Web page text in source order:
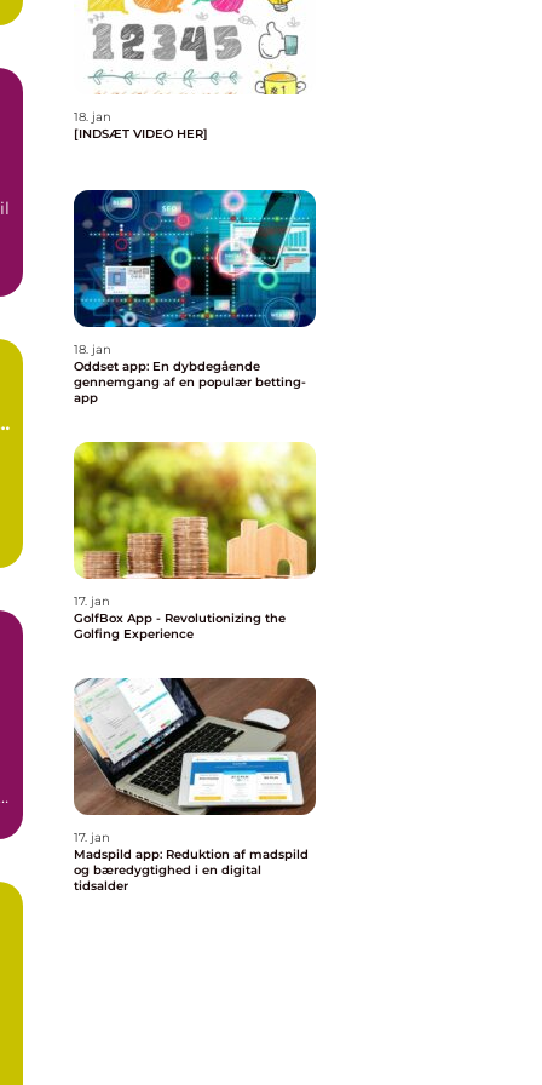
18. jan
[INDSÆT VIDEO HER]
18. jan
Oddset app: En dybdegående
gennemgang af en populær betting-
app
17. jan
GolfBox App - Revolutionizing the
Golfing Experience
17. jan
Madspild app: Reduktion af madspild
og bæredygtighed i en digital
tidsalder